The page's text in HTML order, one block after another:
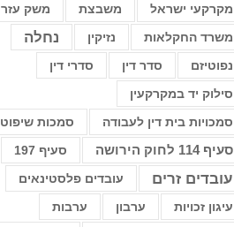
מקרקעי ישראל
משבצת
משק עזר
משרד החקלאות
נזיקין נחלה
נפוטיזם סדר דין
סדרי דין
סילוק יד במקרקעין
סמכויות בית דין לעבודה
סמכות שיפוט
סעיף 114 לחוק הירושה
סעיף 197
עובדים זרים
עובדים פלסטינאים
עיגון זכויות
ערבון
ערבות